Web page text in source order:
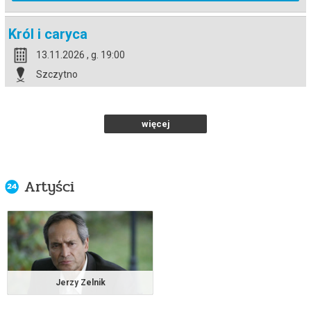
Król i caryca
13.11.2026 , g. 19:00
Szczytno
Król i caryca
07.12.2026 , g. 19:00
Warszawa
Stara Oranżeria – Łazienki Kró...
od 119,70 pln
więcej
Artyści
Jerzy Zelnik